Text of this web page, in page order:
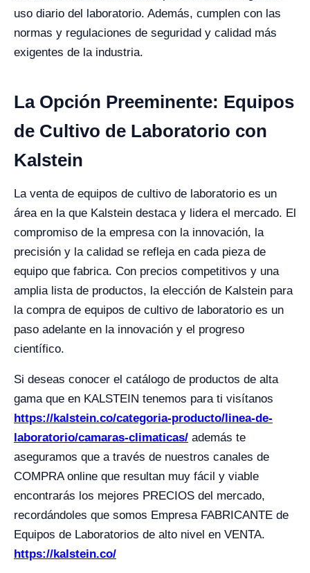
uso diario del laboratorio. Además, cumplen con las
normas y regulaciones de seguridad y calidad más
exigentes de la industria.
La Opción Preeminente: Equipos
de Cultivo de Laboratorio con
Kalstein
La venta de equipos de cultivo de laboratorio es un
área en la que Kalstein destaca y lidera el mercado. El
compromiso de la empresa con la innovación, la
precisión y la calidad se refleja en cada pieza de
equipo que fabrica. Con precios competitivos y una
amplia lista de productos, la elección de Kalstein para
la compra de equipos de cultivo de laboratorio es un
paso adelante en la innovación y el progreso
científico.
Si deseas conocer el catálogo de productos de alta
gama que en KALSTEIN tenemos para ti visítanos
https://kalstein.co/categoria-producto/linea-de-
laboratorio/camaras-climaticas/ además te
aseguramos que a través de nuestros canales de
COMPRA online que resultan muy fácil y viable
encontrarás los mejores PRECIOS del mercado,
recordándoles que somos Empresa FABRICANTE de
Equipos de Laboratorios de alto nivel en VENTA.
https://kalstein.co/